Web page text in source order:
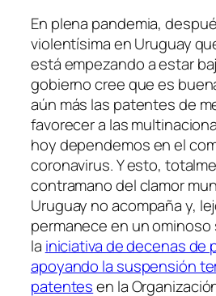
En plena pandemia,
violentísima en Uruguay
está empezando a estar
gobierno cree que es
aún más las patentes de
favorecer a las
hoy dependemos en el
coronavirus. Y esto,
contramano del clamor
Uruguay no acompaña y,
permanece en un
la iniciativa de decenas de
apoyando la suspensión
patentesen la